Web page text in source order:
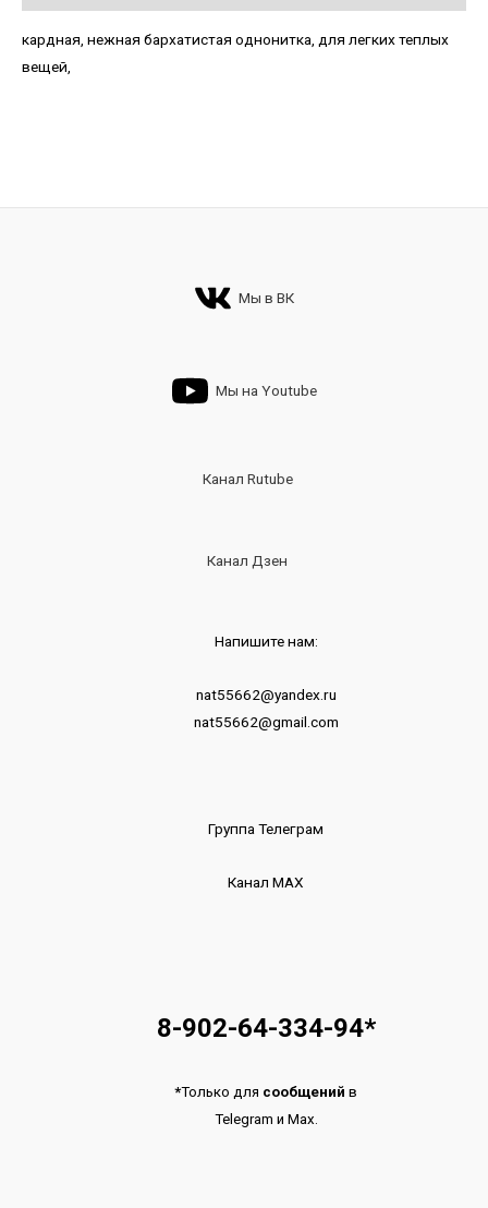
кардная, нежная бархатистая однонитка, для легких теплых
вещей,
Мы в ВК
Мы на Youtube
Канал Rutube
Канал Дзен
Напишите нам:
nat55662@yandex.ru
nat55662@gmail.com
Группа Телеграм
Канал МАХ
8-902-64-334-94*
*Только для сообщений в
Telegram и Max.